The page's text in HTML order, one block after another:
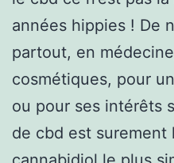
années hippies ! De
partout, en
cosmétiques, pour
ou pour ses intérêts
de cbd est surement